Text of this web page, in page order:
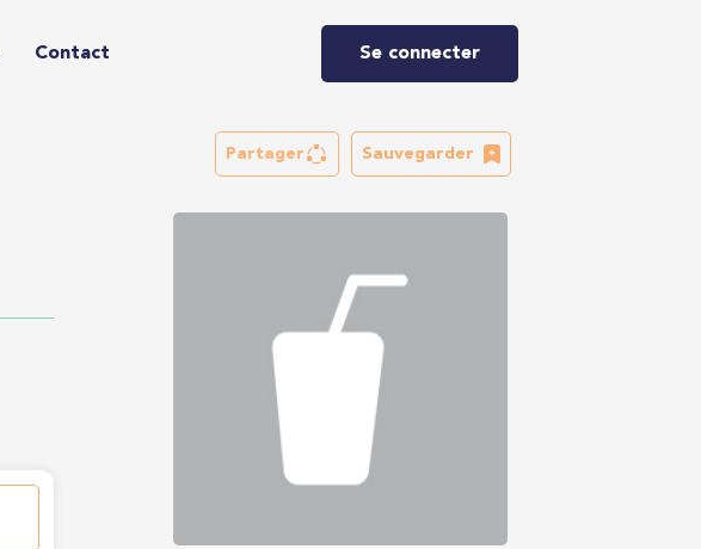
Contact Se connecter
Partager Sauvegarder